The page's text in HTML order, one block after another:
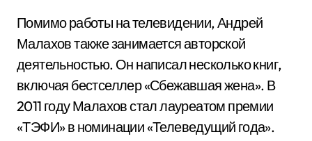
Помимо работы на телевидении, Андрей
Малахов также занимается авторской
деятельностью. Он написал несколько книг,
включая бестселлер «Сбежавшая жена». В
2011 году Малахов стал лауреатом премии
«ТЭФИ» в номинации «Телеведущий года».